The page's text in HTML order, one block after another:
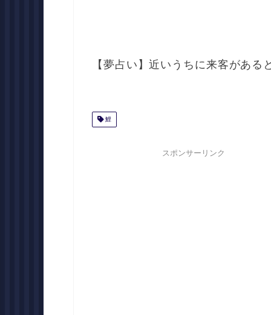
【夢占い】近いうちに来客がある
鯉
スポンサーリンク